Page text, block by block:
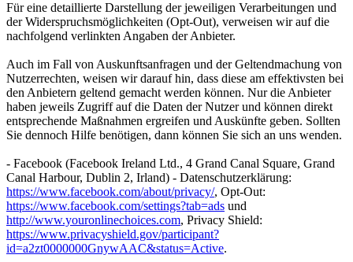
Für eine detaillierte Darstellung der jeweiligen Verarbeitungen und
der Widerspruchsmöglichkeiten (Opt-Out), verweisen wir auf die
nachfolgend verlinkten Angaben der Anbieter.
Auch im Fall von Auskunftsanfragen und der Geltendmachung von
Nutzerrechten, weisen wir darauf hin, dass diese am effektivsten bei
den Anbietern geltend gemacht werden können. Nur die Anbieter
haben jeweils Zugriff auf die Daten der Nutzer und können direkt
entsprechende Maßnahmen ergreifen und Auskünfte geben. Sollten
Sie dennoch Hilfe benötigen, dann können Sie sich an uns wenden.
- Facebook (Facebook Ireland Ltd., 4 Grand Canal Square, Grand
Canal Harbour, Dublin 2, Irland) - Datenschutzerklärung:
https://www.facebook.com/about/privacy/, Opt-Out:
https://www.facebook.com/settings?tab=ads und
http://www.youronlinechoices.com, Privacy Shield:
https://www.privacyshield.gov/participant?
id=a2zt0000000GnywAAC&status=Active.